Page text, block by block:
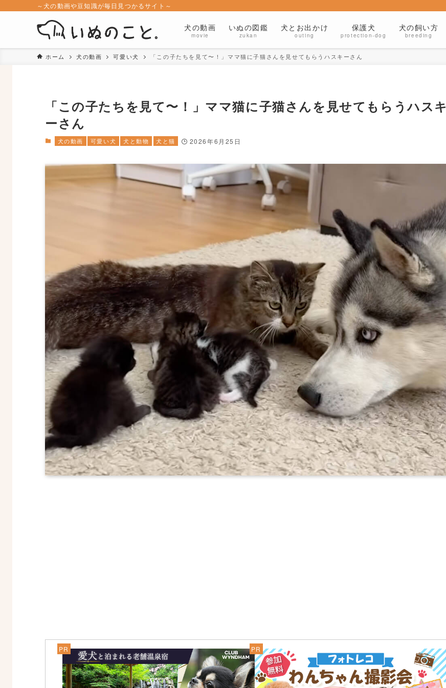
～犬の動画や豆知識が毎日見つかるサイト～
犬の動画
movie
いぬの図鑑
zukan
犬とお出かけ
outing
保護犬
protection-dog
犬の飼い方
breeding
ホーム 犬の動画 可愛い犬 「この子たちを見て〜！」ママ猫に子猫さんを見せてもらうハスキーさん
「この子たちを見て〜！」ママ猫に子猫さんを見せてもらうハスキ
ーさん
犬の動画 可愛い犬 犬と動物 犬と猫 2026年6月25日